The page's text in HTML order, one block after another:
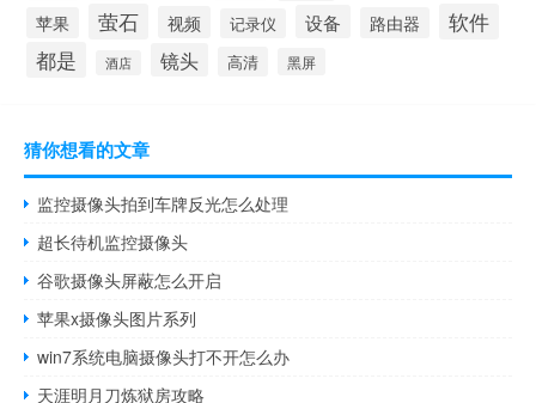
苹果 萤石 视频 记录仪 设备 路由器
软件
都是
酒店 镜头 高清 黑屏
猜你想看的文章
监控摄像头拍到车牌反光怎么处理
超长待机监控摄像头
谷歌摄像头屏蔽怎么开启
苹果x摄像头图片系列
win7系统电脑摄像头打不开怎么办
天涯明月刀炼狱房攻略